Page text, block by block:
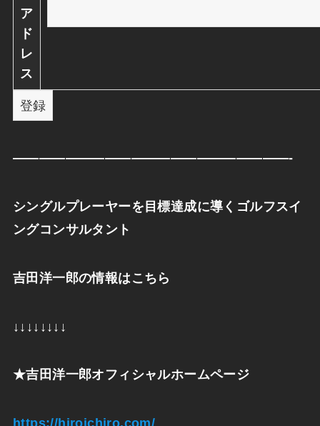
ア
ド
レ
ス
—————————————————————-
シングルプレーヤーを目標達成に導くゴルフスイ
ングコンサルタント
吉田洋一郎の情報はこちら
↓↓↓↓↓↓↓↓
★吉田洋一郎オフィシャルホームページ